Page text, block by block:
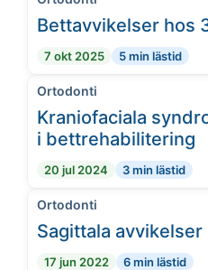
Bettavvikelser hos
7 okt 2025 5 min lästid
Ortodonti
Kraniofaciala
i bettrehabilitering
20 jul 2024 3 min lästid
Ortodonti
Sagittala avvikelser
17 jun 2022 6 min lästid